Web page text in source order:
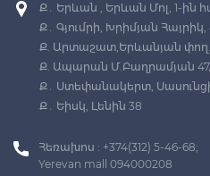
Ք․ Երևան , Երևան Մոլ, 1-ին
Ք․ Գյումրի, Խրիմյան Հայրիկ,
Ք. Արտաշատ,Երևանյան փող.
Ք. Ապարան Մ.Բաղրամյան 47/
Ք․ Ստեփանակերտ,
Ք․ Եիսկ, Լենին 38
Հեռախոս : +374(312) 5-46-68;
Yerevan mall 094000208